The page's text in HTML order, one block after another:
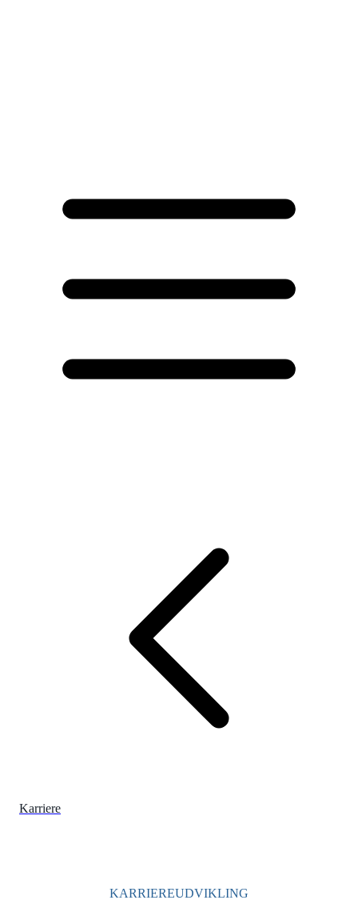
Karriere
KARRIEREUDVIKLING